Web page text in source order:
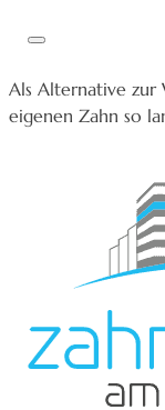
Als Alternative zur
eigenen Zahn so